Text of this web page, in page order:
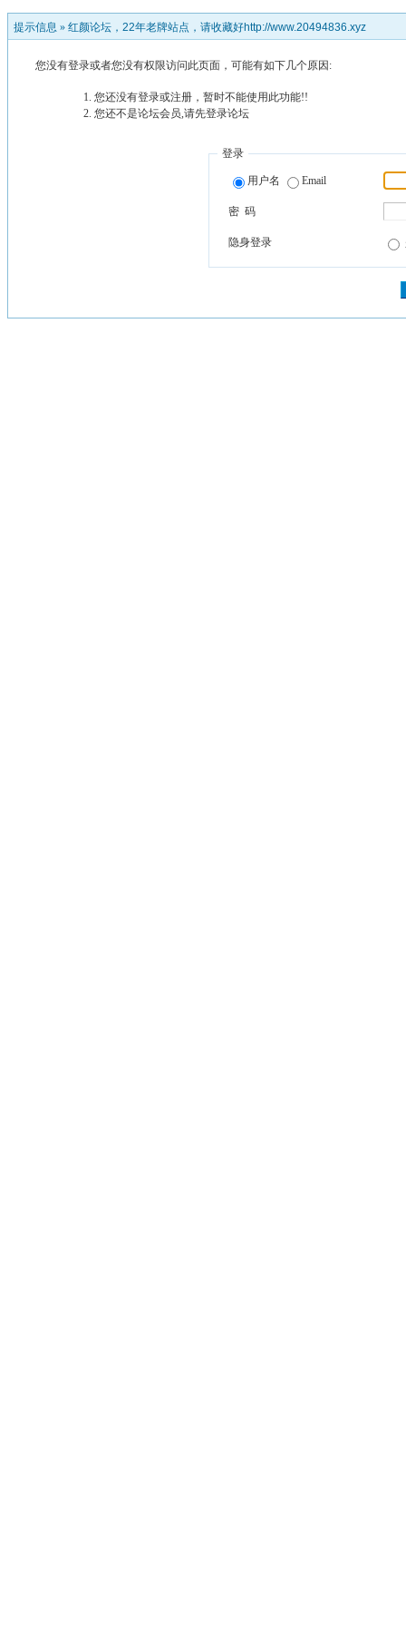
提示信息 » 红颜论坛，22年老牌站点，请收藏好http://www.20494836.xyz
您没有登录或者您没有权限访问此页面，可能有如下几个原因:
您还没有登录或注册，暂时不能使用此功能!!
您还不是论坛会员,请先登录论坛
登录
用户名 Email
密 码
隐身登录